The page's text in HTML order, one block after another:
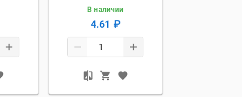
В наличии
4.61 ₽